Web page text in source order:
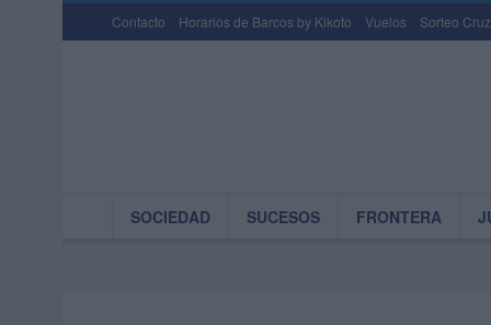
Contacto Horarios de Barcos by Kikoto Vuelos Sorteo
SOCIEDAD SUCESOS FRONTERA